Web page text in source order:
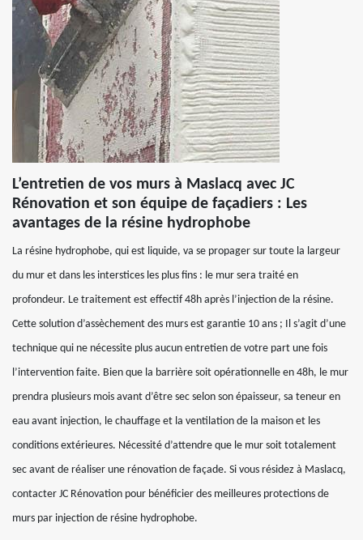
L’entretien de vos murs à Maslacq avec JC
Rénovation et son équipe de façadiers : Les
avantages de la résine hydrophobe
La résine hydrophobe, qui est liquide, va se propager sur toute la largeur
du mur et dans les interstices les plus fins : le mur sera traité en
profondeur. Le traitement est effectif 48h après l’injection de la résine.
Cette solution d’assèchement des murs est garantie 10 ans ; Il s’agit d’une
technique qui ne nécessite plus aucun entretien de votre part une fois
l’intervention faite. Bien que la barrière soit opérationnelle en 48h, le mur
prendra plusieurs mois avant d’être sec selon son épaisseur, sa teneur en
eau avant injection, le chauffage et la ventilation de la maison et les
conditions extérieures. Nécessité d’attendre que le mur soit totalement
sec avant de réaliser une rénovation de façade. Si vous résidez à Maslacq,
contacter JC Rénovation pour bénéficier des meilleures protections de
murs par injection de résine hydrophobe.